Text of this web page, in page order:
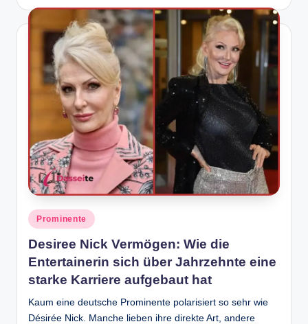
Posted
in
Prominente
Desiree Nick Vermögen: Wie die
Entertainerin sich über Jahrzehnte eine
starke Karriere aufgebaut hat
Kaum eine deutsche Prominente polarisiert so sehr wie
Désirée Nick. Manche lieben ihre direkte Art, andere